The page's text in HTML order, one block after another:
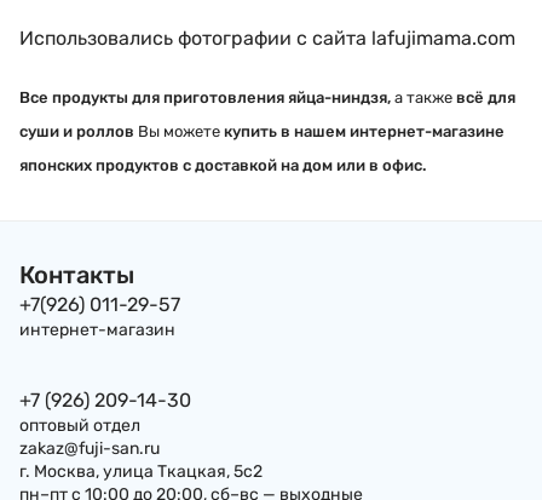
Использовались фотографии с сайта lafujimama.com
Все продукты для приготовления яйца-ниндзя, а также всё для
суши и роллов Вы можете купить в нашем интернет-магазине
японских продуктов с доставкой на дом или в офис.
Контакты
+7(926) 011-29-57
интернет-магазин
+7 (926) 209-14-30
оптовый отдел
zakaz@fuji-san.ru
г. Москва, улица Ткацкая, 5с2
пн–пт с 10:00 до 20:00, сб–вс — выходные